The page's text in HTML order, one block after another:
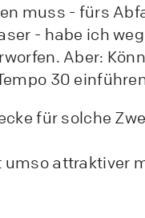
muss - fürs
- habe ich
Aber:
30
für solche
attraktiver